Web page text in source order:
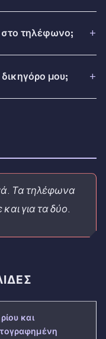
τηλέφωνο;
μου;
Τα τηλέφωνα
για τα δύο.
και